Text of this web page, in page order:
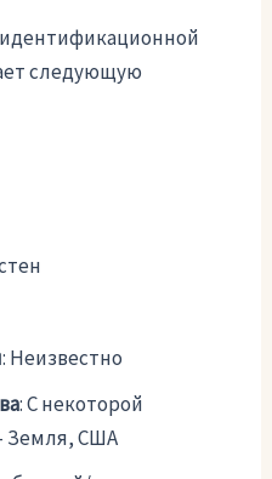
следующую
: Неизвестно
: С некоторой
Земля, США